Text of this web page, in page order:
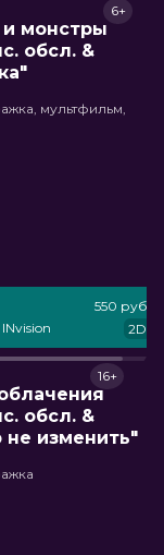
монстры
обсл. &
6+
мультфильм,
550 руб.
2D
обсл. &
не изменить"
16+